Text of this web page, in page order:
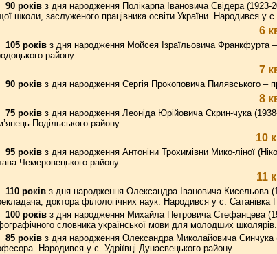
90 роківз дня народження Полікарпа Івановича Свідера (1923-
школи, заслуженого працівника освіти України. Народився у
6
105 роківз дня народження Мойсея Ізраїльовича Франкфурта
району.
7
90 роківз дня народження Сергія Прокоповича Пилявського –
8
75 роківз дня народження Леоніда Юрійовича Скрин-чука
Подільського району.
10
95 роківз дня народження Антоніни Трохимівни Мико-ліної
Чемеровецького району.
11
110 роківз дня народження Олександра Івановича Кисельова
доктора філологічних наук. Народився у с. Сатанівка
100 роківз дня народження Михайла Петровича Стефанцева
словника української мови для молодших
85 роківз дня народження Олександра Миколайовича Синчука
Народився у с. Удріївці Дунаєвецького району.